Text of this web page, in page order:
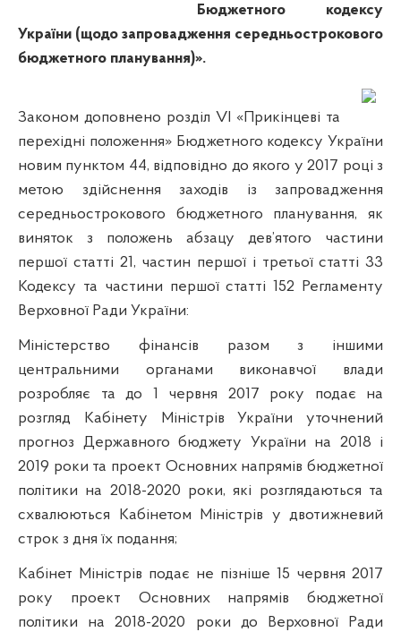
Бюджетного кодексу
України (щодо запровадження середньострокового
бюджетного планування)».
Законом доповнено розділ VI «Прикінцеві та
перехідні положення» Бюджетного кодексу України
новим пунктом 44, відповідно до якого у 2017 році з
метою здійснення заходів із запровадження
середньострокового бюджетного планування, як
виняток з положень абзацу дев’ятого частини
першої статті 21, частин першої і третьої статті 33
Кодексу та частини першої статті 152 Регламенту
Верховної Ради України:
Міністерство фінансів разом з іншими
центральними органами виконавчої влади
розробляє та до 1 червня 2017 року подає на
розгляд Кабінету Міністрів України уточнений
прогноз Державного бюджету України на 2018 і
2019 роки та проект Основних напрямів бюджетної
політики на 2018-2020 роки, які розглядаються та
схвалюються Кабінетом Міністрів у двотижневий
строк з дня їх подання;
Кабінет Міністрів подає не пізніше 15 червня 2017
року проект Основних напрямів бюджетної
політики на 2018-2020 роки до Верховної Ради